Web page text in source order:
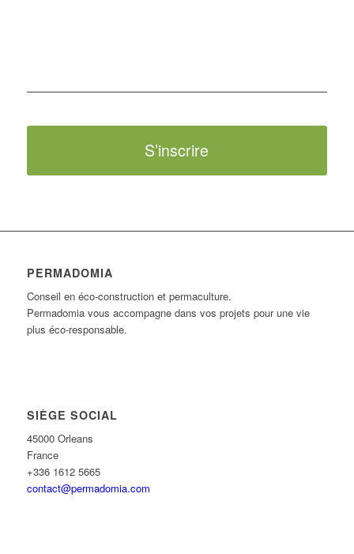
S’inscrire
PERMADOMIA
Conseil en éco-construction et permaculture.
Permadomia vous accompagne dans vos projets pour une vie
plus éco-responsable.
SIÈGE SOCIAL
45000 Orleans
France
+336 1612 5665
contact@permadomia.com